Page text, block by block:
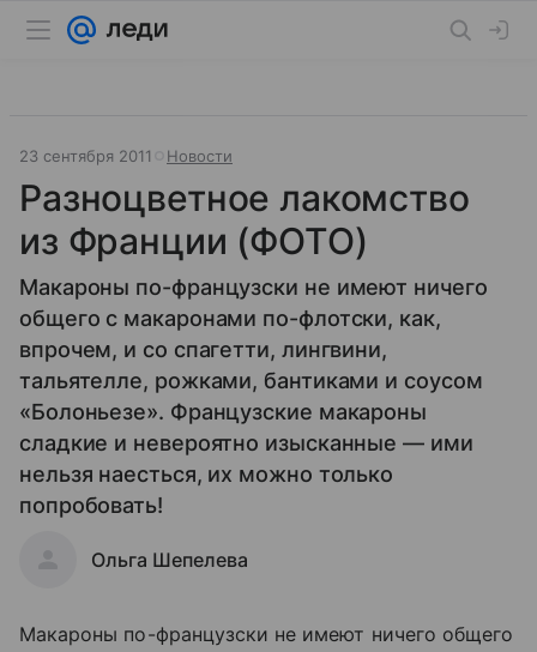
23 сентября 2011 Новости
Разноцветное лакомство
из Франции (ФОТО)
Макароны по-французски не имеют ничего
общего с макаронами по-флотски, как,
впрочем, и со спагетти, лингвини,
тальятелле, рожками, бантиками и соусом
«Болоньезе». Французские макароны
сладкие и невероятно изысканные — ими
нельзя наесться, их можно только
попробовать!
Ольга Шепелева
Макароны по-французски не имеют ничего общего